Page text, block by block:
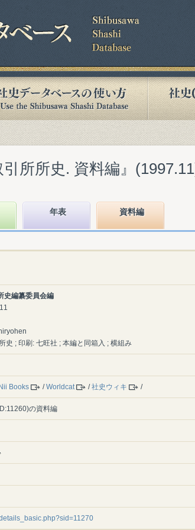
所所史. 資料編』
年表 資料編
史編纂委員会編
史 ; 印刷: 七旺社 ; 本編と同箱入 ; 横組み
Books /Worldcat /社史ウィキ /
の資料編